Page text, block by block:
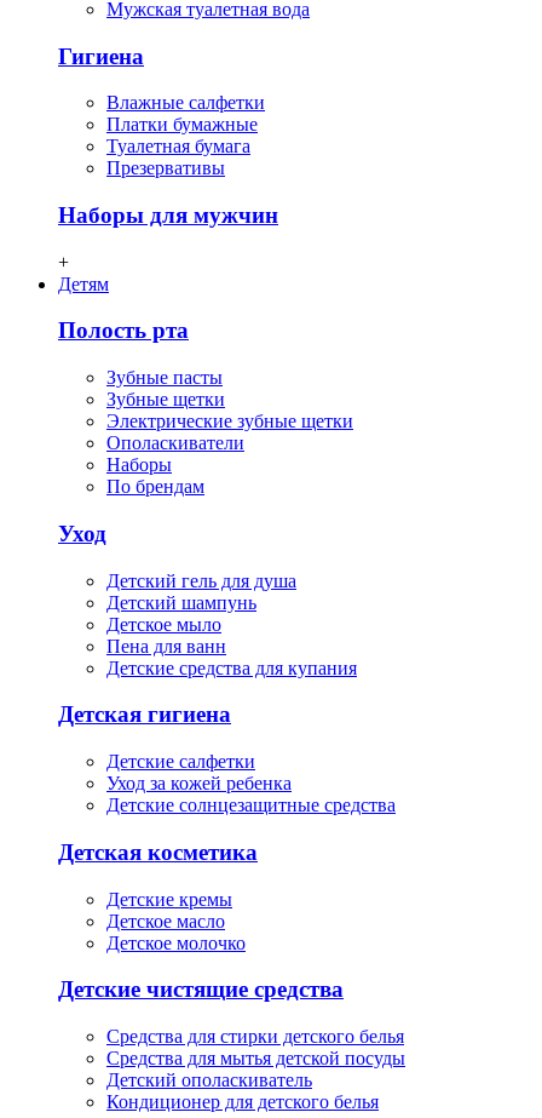
Мужская туалетная вода
Гигиена
Влажные салфетки
Платки бумажные
Туалетная бумага
Презервативы
Наборы для мужчин
+
Детям
Полость рта
Зубные пасты
Зубные щетки
Электрические зубные щетки
Ополаскиватели
Наборы
По брендам
Уход
Детский гель для душа
Детский шампунь
Детское мыло
Пена для ванн
Детские средства для купания
Детская гигиена
Детские салфетки
Уход за кожей ребенка
Детские солнцезащитные средства
Детская косметика
Детские кремы
Детское масло
Детское молочко
Детские чистящие средства
Средства для стирки детского белья
Средства для мытья детской посуды
Детский ополаскиватель
Кондиционер для детского белья